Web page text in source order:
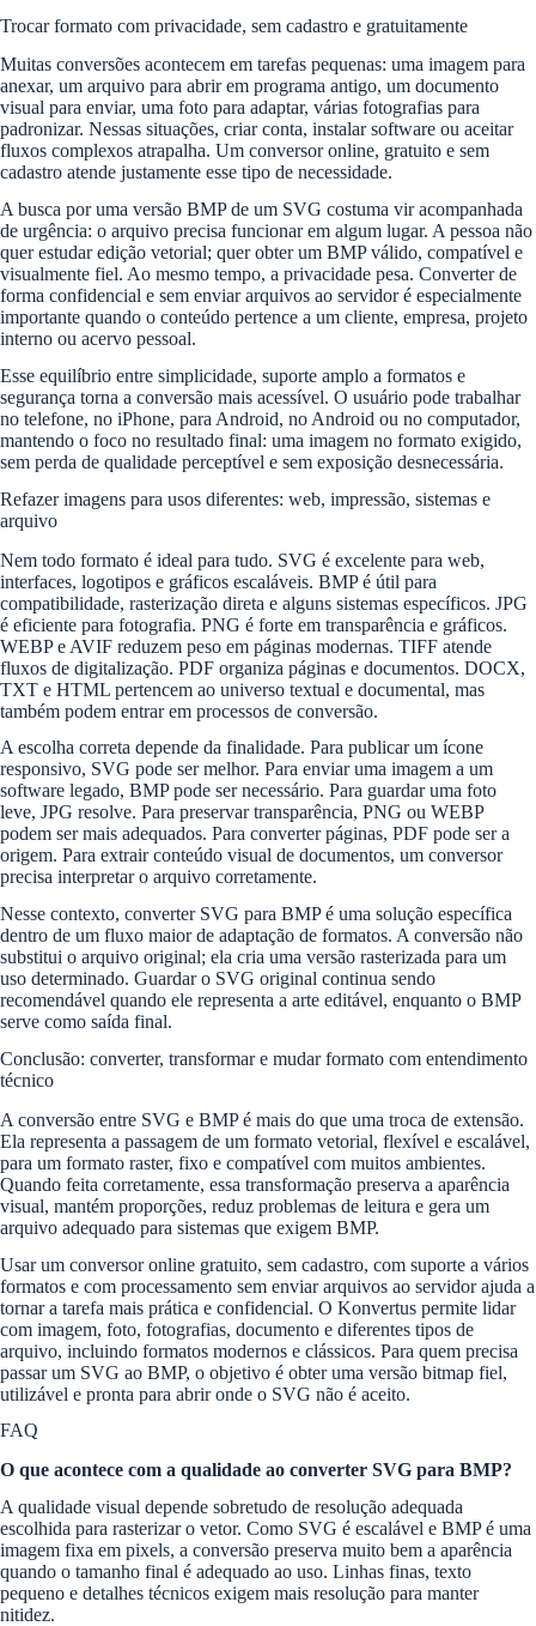
Trocar formato com privacidade, sem cadastro e gratuitamente
Muitas conversões acontecem em tarefas pequenas: uma imagem para
anexar, um arquivo para abrir em programa antigo, um documento
visual para enviar, uma foto para adaptar, várias fotografias para
padronizar. Nessas situações, criar conta, instalar software ou aceitar
fluxos complexos atrapalha. Um conversor online, gratuito e sem
cadastro atende justamente esse tipo de necessidade.
A busca por uma versão BMP de um SVG costuma vir acompanhada
de urgência: o arquivo precisa funcionar em algum lugar. A pessoa não
quer estudar edição vetorial; quer obter um BMP válido, compatível e
visualmente fiel. Ao mesmo tempo, a privacidade pesa. Converter de
forma confidencial e sem enviar arquivos ao servidor é especialmente
importante quando o conteúdo pertence a um cliente, empresa, projeto
interno ou acervo pessoal.
Esse equilíbrio entre simplicidade, suporte amplo a formatos e
segurança torna a conversão mais acessível. O usuário pode trabalhar
no telefone, no iPhone, para Android, no Android ou no computador,
mantendo o foco no resultado final: uma imagem no formato exigido,
sem perda de qualidade perceptível e sem exposição desnecessária.
Refazer imagens para usos diferentes: web, impressão, sistemas e
arquivo
Nem todo formato é ideal para tudo. SVG é excelente para web,
interfaces, logotipos e gráficos escaláveis. BMP é útil para
compatibilidade, rasterização direta e alguns sistemas específicos. JPG
é eficiente para fotografia. PNG é forte em transparência e gráficos.
WEBP e AVIF reduzem peso em páginas modernas. TIFF atende
fluxos de digitalização. PDF organiza páginas e documentos. DOCX,
TXT e HTML pertencem ao universo textual e documental, mas
também podem entrar em processos de conversão.
A escolha correta depende da finalidade. Para publicar um ícone
responsivo, SVG pode ser melhor. Para enviar uma imagem a um
software legado, BMP pode ser necessário. Para guardar uma foto
leve, JPG resolve. Para preservar transparência, PNG ou WEBP
podem ser mais adequados. Para converter páginas, PDF pode ser a
origem. Para extrair conteúdo visual de documentos, um conversor
precisa interpretar o arquivo corretamente.
Nesse contexto, converter SVG para BMP é uma solução específica
dentro de um fluxo maior de adaptação de formatos. A conversão não
substitui o arquivo original; ela cria uma versão rasterizada para um
uso determinado. Guardar o SVG original continua sendo
recomendável quando ele representa a arte editável, enquanto o BMP
serve como saída final.
Conclusão: converter, transformar e mudar formato com entendimento
técnico
A conversão entre SVG e BMP é mais do que uma troca de extensão.
Ela representa a passagem de um formato vetorial, flexível e escalável,
para um formato raster, fixo e compatível com muitos ambientes.
Quando feita corretamente, essa transformação preserva a aparência
visual, mantém proporções, reduz problemas de leitura e gera um
arquivo adequado para sistemas que exigem BMP.
Usar um conversor online gratuito, sem cadastro, com suporte a vários
formatos e com processamento sem enviar arquivos ao servidor ajuda a
tornar a tarefa mais prática e confidencial. O Konvertus permite lidar
com imagem, foto, fotografias, documento e diferentes tipos de
arquivo, incluindo formatos modernos e clássicos. Para quem precisa
passar um SVG ao BMP, o objetivo é obter uma versão bitmap fiel,
utilizável e pronta para abrir onde o SVG não é aceito.
FAQ
O que acontece com a qualidade ao converter SVG para BMP?
A qualidade visual depende sobretudo de resolução adequada
escolhida para rasterizar o vetor. Como SVG é escalável e BMP é uma
imagem fixa em pixels, a conversão preserva muito bem a aparência
quando o tamanho final é adequado ao uso. Linhas finas, texto
pequeno e detalhes técnicos exigem mais resolução para manter
nitidez.